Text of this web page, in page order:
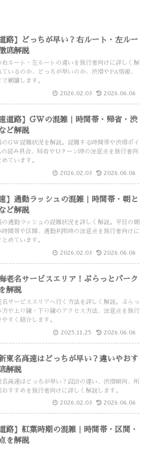
路】どっちが早い？右ルート・左ルー
底解説
右ルート・左ルートの違いを旅行者向けに詳しく解
ているのか、どっちが早いのか、渋滞やPA情報、
網羅します。
2026.02.03 2026.06.06
道路】GWの混雑｜時間帯・帰省・渋
ど解説
のGW混雑状況を解説。混雑する時間帯や渋滞ポイ
混み具合、帰省やUターン時の注意点を旅行者向
ています。
2026.02.03 2026.06.06
】通勤ラッシュの混雑｜時間帯・朝と
ど解説
の通勤ラッシュの混雑状況を詳しく解説。平日の朝
時間帯や区間、通勤利用時の注意点を旅行者向けに
めています。
2026.02.03 2026.06.06
老名サービスエリア！ぷらっとパーク
解説
名サービスエリアへ行く方法を詳しく解説。ぷらっ
方や上り線・下り線のアクセス方法、注意点を旅行
すく紹介します。
2025.11.25 2026.06.06
東名高速はどっちが早い？違いやおす
解説
名高速はどっちが早い？設計の違い、渋滞傾向、所
すすめを旅行者向けに詳しく解説します。
2026.02.03 2026.06.06
路】紅葉時期の混雑｜時間帯・区間・
を解説